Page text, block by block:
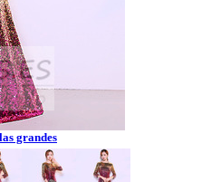
sirena
descubierta
grandes